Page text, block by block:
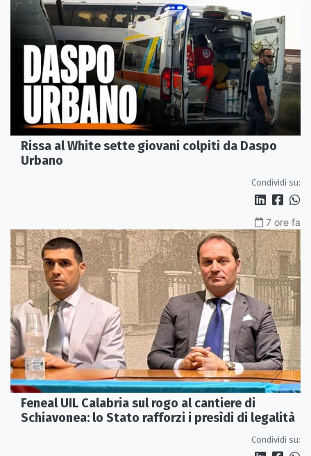
Rissa al White sette giovani colpiti da Daspo
Urbano
Condividi su:
7 ore fa
Feneal UIL Calabria sul rogo al cantiere di
Schiavonea: lo Stato rafforzi i presìdi di legalità
Condividi su: